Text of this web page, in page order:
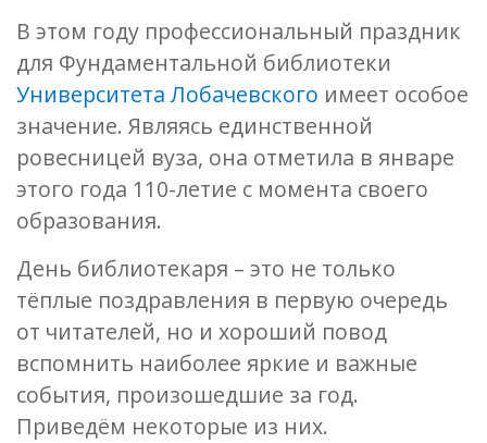
В этом году профессиональный праздник
для Фундаментальной библиотеки
Университета Лобачевского имеет особое
значение. Являясь единственной
ровесницей вуза, она отметила в январе
этого года 110-летие с момента своего
образования.
День библиотекаря – это не только
тёплые поздравления в первую очередь
от читателей, но и хороший повод
вспомнить наиболее яркие и важные
события, произошедшие за год.
Приведём некоторые из них.